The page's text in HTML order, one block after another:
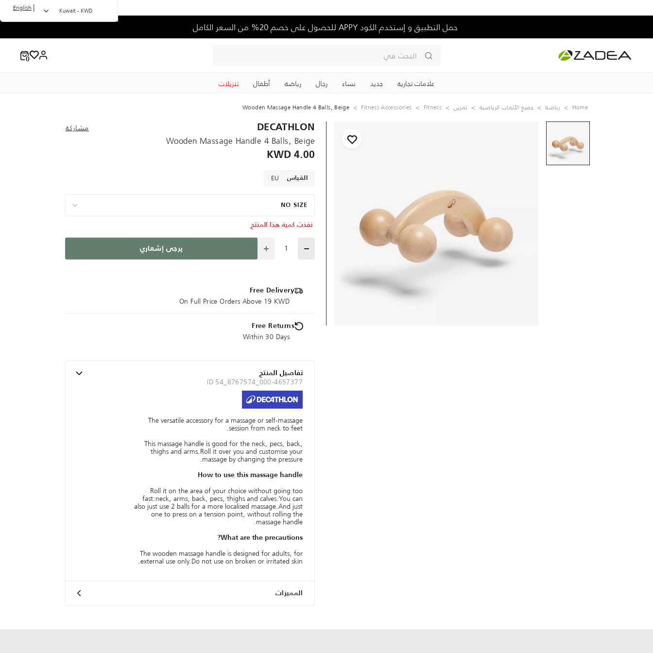
حمل التطبيق و إستخدم الكود APPY للحصول على خصم 20% من السعر الكامل
البحث في
علامات تجارية جديد نساء رجال رياضة ‏أطفال تنزيلات
Kuwait - KWD
|
English
Home رياضة جميع الألعاب الرياضية تمرين Fitness
Fitness Accessories
Wooden Massage Handle 4 Balls, Beige
DECATHLON مشاركة
Wooden Massage Handle 4 Balls, Beige
4.00 KWD
القياس EU
NO SIZE
نفذت كمية هذا المنتج
Quantity يرجى إشعاري
Free Delivery
On Full Price Orders Above 19 KWD
Free Returns
Within 30 Days
تفاصيل المنتج
ID 54_8767574_000-4657377
The versatile accessory for a massage or self-massage
session from neck to feet.
This massage handle is good for the neck, pecs, back,
thighs and arms.Roll it over you and customise your
massage by changing the pressure.
How to use this massage handle
Roll it on the area of your choice without going too
fast:neck, arms, back, pecs, thighs and calves.You can
also just use 2 balls for a more localised massage.And just
one to press on a tension point, without rolling the
massage handle.
What are the precautions?
The wooden massage handle is designed for adults, for
external use only.Do not use on broken or irritated skin.
المميزات